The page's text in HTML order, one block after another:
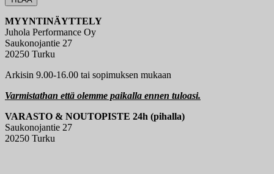
MYYNTINÄYTTELY
Juhola Performance Oy
Saukonojantie 27
20250 Turku
Arkisin 9.00-16.00 tai sopimuksen mukaan
Varmistathan että olemme paikalla ennen tuloasi.
VARASTO & NOUTOPISTE 24h (pihalla)
Saukonojantie 27
20250 Turku